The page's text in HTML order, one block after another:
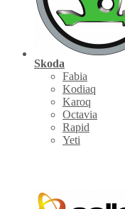
Skoda
Fabia
Kodiaq
Karoq
Octavia
Rapid
Yeti